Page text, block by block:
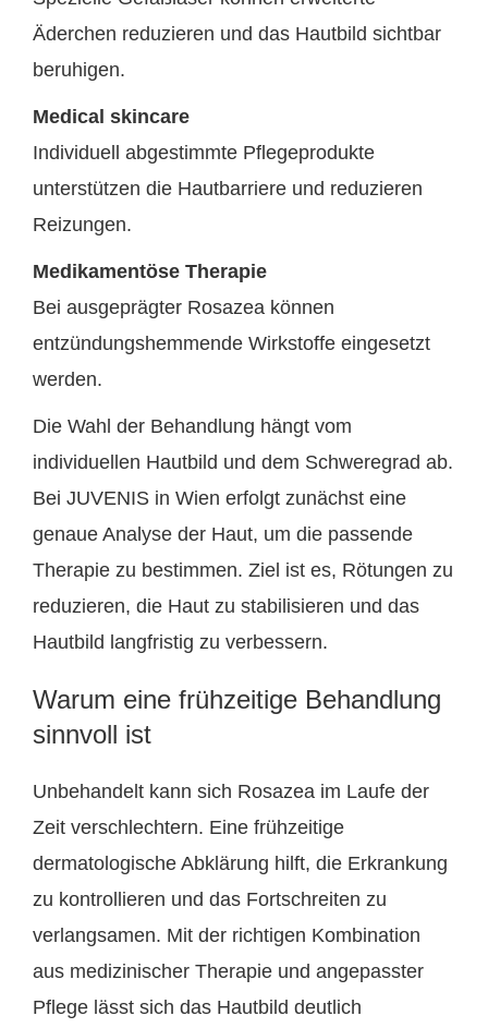
Äderchen reduzieren und das Hautbild sichtbar
beruhigen.
Medical skincare
Individuell abgestimmte Pflegeprodukte
unterstützen die Hautbarriere und reduzieren
Reizungen.
Medikamentöse Therapie
Bei ausgeprägter Rosazea können
entzündungshemmende Wirkstoffe eingesetzt
werden.
Die Wahl der Behandlung hängt vom
individuellen Hautbild und dem Schweregrad ab.
Bei JUVENIS in Wien erfolgt zunächst eine
genaue Analyse der Haut, um die passende
Therapie zu bestimmen. Ziel ist es, Rötungen zu
reduzieren, die Haut zu stabilisieren und das
Hautbild langfristig zu verbessern.
Warum eine frühzeitige Behandlung
sinnvoll ist
Unbehandelt kann sich Rosazea im Laufe der
Zeit verschlechtern. Eine frühzeitige
dermatologische Abklärung hilft, die Erkrankung
zu kontrollieren und das Fortschreiten zu
verlangsamen. Mit der richtigen Kombination
aus medizinischer Therapie und angepasster
Pflege lässt sich das Hautbild deutlich